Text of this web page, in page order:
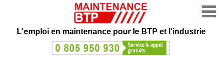
L'emploi en maintenance pour le BTP et l'industrie